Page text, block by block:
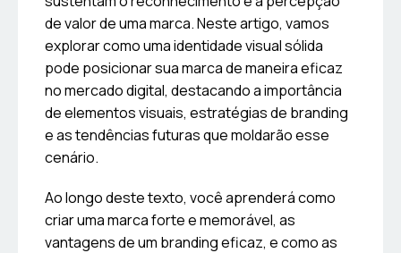
de valor de uma marca. Neste artigo, vamos
explorar como uma identidade visual sólida
pode posicionar sua marca de maneira eficaz
no mercado digital, destacando a importância
de elementos visuais, estratégias de branding
e as tendências futuras que moldarão esse
cenário.
Ao longo deste texto, você aprenderá como
criar uma marca forte e memorável, as
vantagens de um branding eficaz, e como as